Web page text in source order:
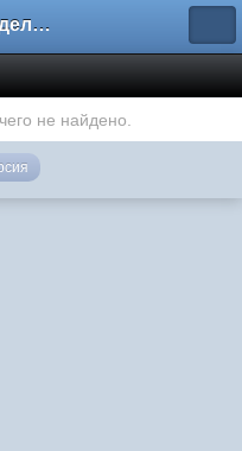
Форум владельцев интернет-магазинов
не найдено.